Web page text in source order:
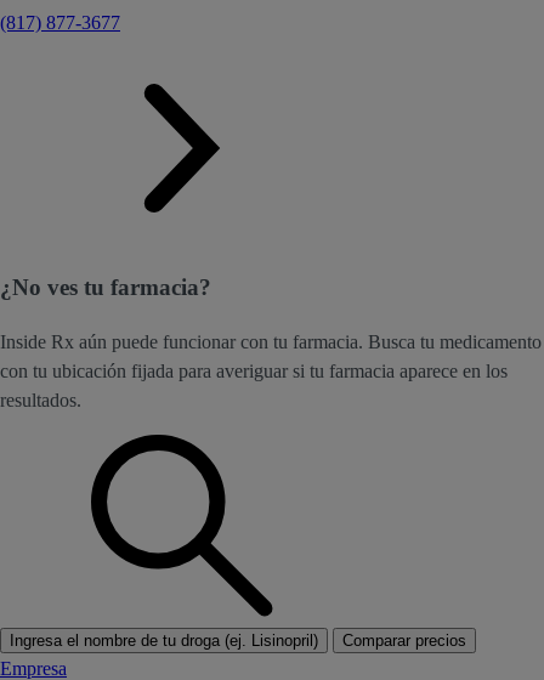
(817) 877-3677
¿No ves tu farmacia?
Inside Rx aún puede funcionar con tu farmacia. Busca tu medicamento
con tu ubicación fijada para averiguar si tu farmacia aparece en los
resultados.
Ingresa el nombre de tu droga (ej. Lisinopril) Comparar precios
Empresa